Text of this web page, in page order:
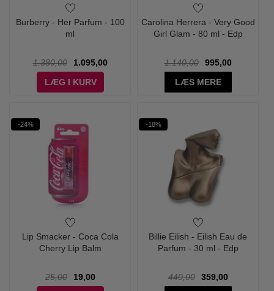
Burberry - Her Parfum - 100
ml
1.380,00
1.095,00
LÆG I KURV
Carolina Herrera - Very Good
Girl Glam - 80 ml - Edp
1.140,00
995,00
LÆS MERE
-24%
Lip Smacker - Coca Cola
Cherry Lip Balm
25,00
19,00
-18%
Billie Eilish - Eilish Eau de
Parfum - 30 ml - Edp
440,00
359,00